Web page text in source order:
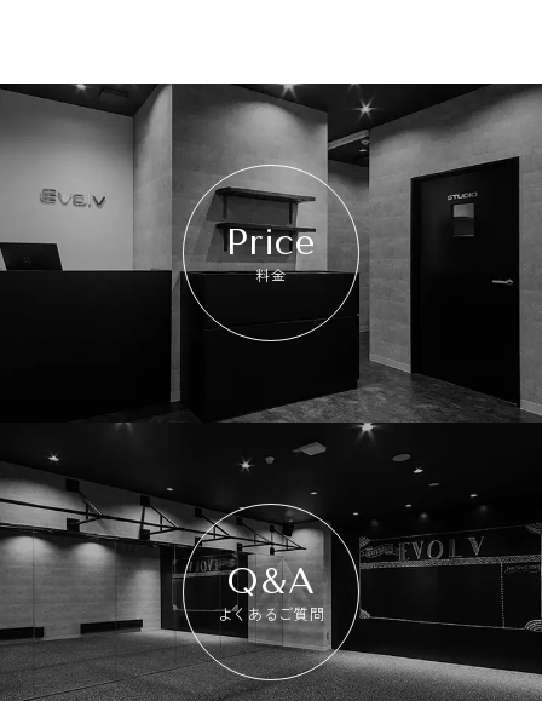
Price
料金
Q&A
よくあるご質問